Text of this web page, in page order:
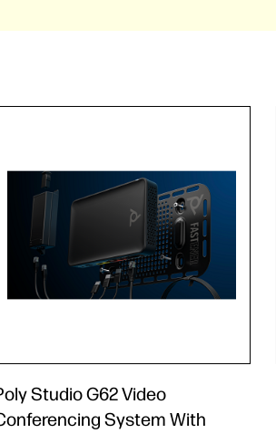
Studio G62 Video
System With